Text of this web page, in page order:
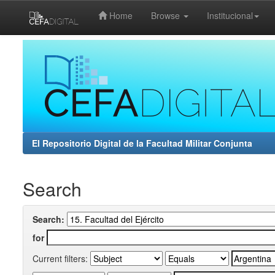
Home Browse Institucional
El Repositorio Digital de la Facultad Militar Conjunta
Search
Search:
for
Current filters: